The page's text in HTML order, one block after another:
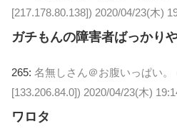
[217.178.80.138]) 2020/04/23(木)
ガチもんの障害者ばっかり
265: 名無しさん＠お腹いっぱい。
[133.206.84.0]) 2020/04/23(木)
ワロタ